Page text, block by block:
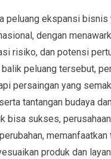
peluang ekspansi bisnis
dengan
risiko, dan potensi
peluang tersebut,
persaingan yang
tantangan budaya
bisa sukses,
produk dan